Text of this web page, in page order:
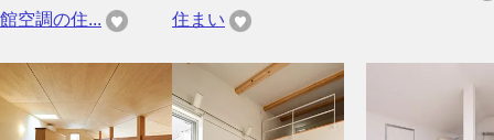
館空調の住...
住まい